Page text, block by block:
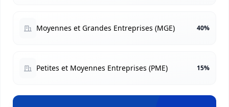
Moyennes et Grandes Entreprises (MGE) 40%
Petites et Moyennes Entreprises (PME) 15%